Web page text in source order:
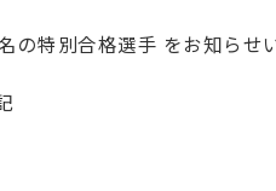
特別合格選手 をお知らせ